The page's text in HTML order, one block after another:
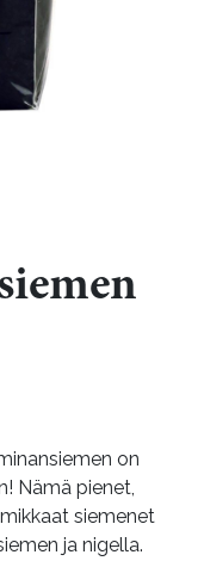
on
Nämä pienet,
siemenet
ja nigella.